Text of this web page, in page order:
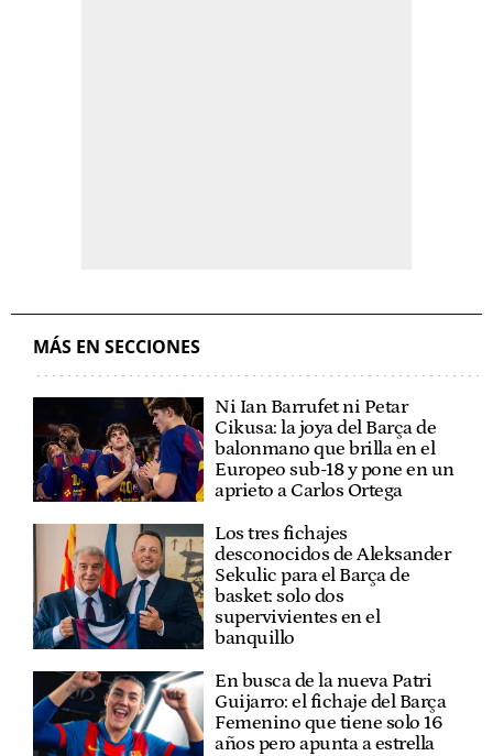
MÁS EN SECCIONES
Ni Ian Barrufet ni Petar
Cikusa: la joya del Barça de
balonmano que brilla en el
Europeo sub-18 y pone en un
aprieto a Carlos Ortega
Los tres fichajes
desconocidos de Aleksander
Sekulic para el Barça de
basket: solo dos
supervivientes en el
banquillo
En busca de la nueva Patri
Guijarro: el fichaje del Barça
Femenino que tiene solo 16
años pero apunta a estrella